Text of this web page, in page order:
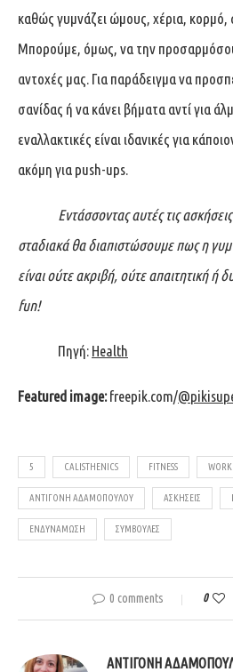
καθώς γυμνάζει ώμους, χέρια, κορμό,
Μπορούμε, όμως, να την
αντοχές μας. Για παράδειγμα να
σανίδας ή να κάνει βήματα αντί για
εναλλακτικές είναι ιδανικές για
ακόμη για push-ups.
Εντάσσοντας αυτές τις
σταδιακά θα διαπιστώσουμε πως η
είναι ούτε ακριβή, ούτε απαιτητική ή
fun!
Πηγή: Health
Featured image:freepik.com/
5 CALISTHENICS FITNESS
ΑΝΤΙΓΌΝΗ ΑΔΑΜΟΠΟΎΛΟΥ ΑΣΚΉΣΕΙΣ
ΕΝΔΥΝΆΜΩΣΗ ΣΥΜΒΟΥΛΈΣ
0 comments 0
ΑΝΤΙΓΌΝΗ